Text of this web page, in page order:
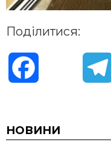
Поділитися:
c
НОВИНИ